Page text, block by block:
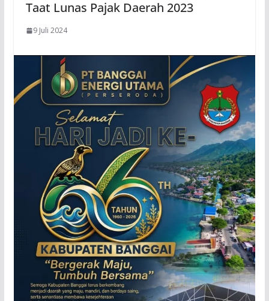
Taat Lunas Pajak Daerah 2023
9 Juli 2024